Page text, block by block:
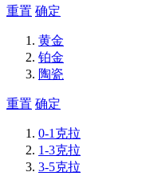
重置 确定
黄金
铂金
陶瓷
重置 确定
0-1克拉
1-3克拉
3-5克拉